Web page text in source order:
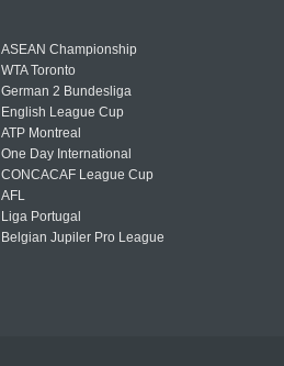
ASEAN Championship
WTA Toronto
German 2 Bundesliga
English League Cup
ATP Montreal
One Day International
CONCACAF League Cup
AFL
Liga Portugal
Belgian Jupiler Pro League